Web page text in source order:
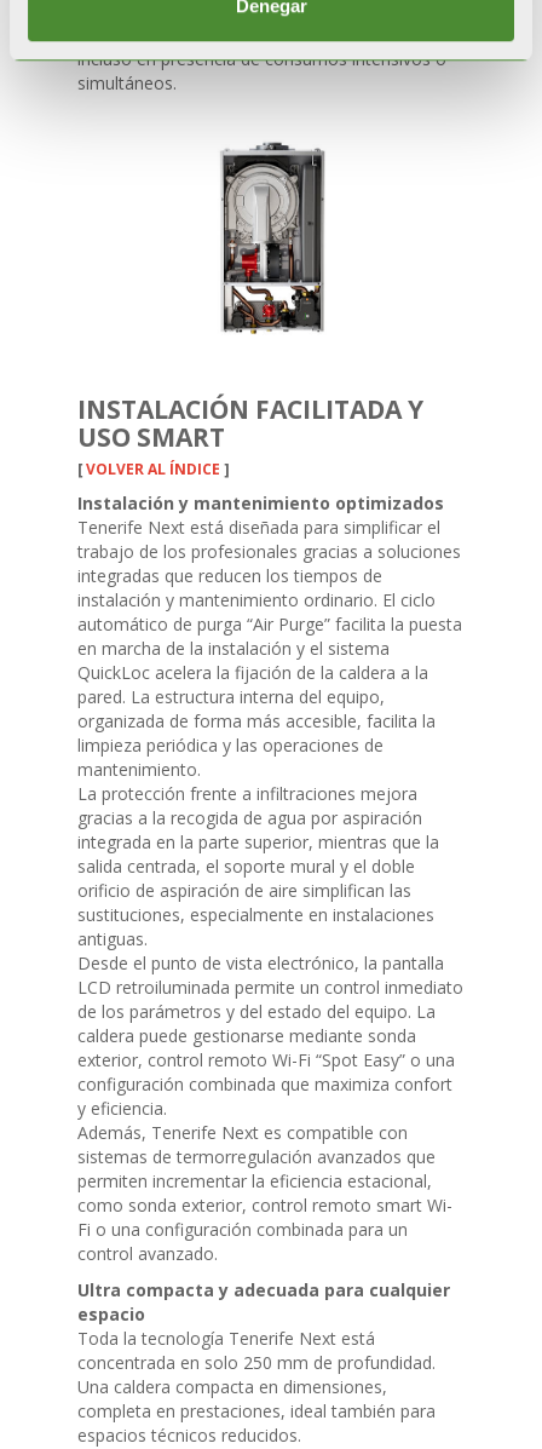
Denegar
(ΔT 25K). Esto permite un suministro
incluso en presencia de consumos intensivos o
simultáneos.
INSTALACIÓN FACILITADA Y
USO SMART
[VOLVER AL ÍNDICE ]
Instalación y mantenimiento optimizados
Tenerife Next está diseñada para simplificar el
trabajo de los profesionales gracias a soluciones
integradas que reducen los tiempos de
instalación y mantenimiento ordinario. El ciclo
automático de purga “Air Purge” facilita la puesta
en marcha de la instalación y el sistema
QuickLoc acelera la fijación de la caldera a la
pared. La estructura interna del equipo,
organizada de forma más accesible, facilita la
limpieza periódica y las operaciones de
mantenimiento.
La protección frente a infiltraciones mejora
gracias a la recogida de agua por aspiración
integrada en la parte superior, mientras que la
salida centrada, el soporte mural y el doble
orificio de aspiración de aire simplifican las
sustituciones, especialmente en instalaciones
antiguas.
Desde el punto de vista electrónico, la pantalla
LCD retroiluminada permite un control inmediato
de los parámetros y del estado del equipo. La
caldera puede gestionarse mediante sonda
exterior, control remoto Wi-Fi “Spot Easy” o una
configuración combinada que maximiza confort
y eficiencia.
Además, Tenerife Next es compatible con
sistemas de termorregulación avanzados que
permiten incrementar la eficiencia estacional,
como sonda exterior, control remoto smart Wi-
Fi o una configuración combinada para un
control avanzado.
Ultra compacta y adecuada para cualquier
espacio
Toda la tecnología Tenerife Next está
concentrada en solo 250 mm de profundidad.
Una caldera compacta en dimensiones,
completa en prestaciones, ideal también para
espacios técnicos reducidos.